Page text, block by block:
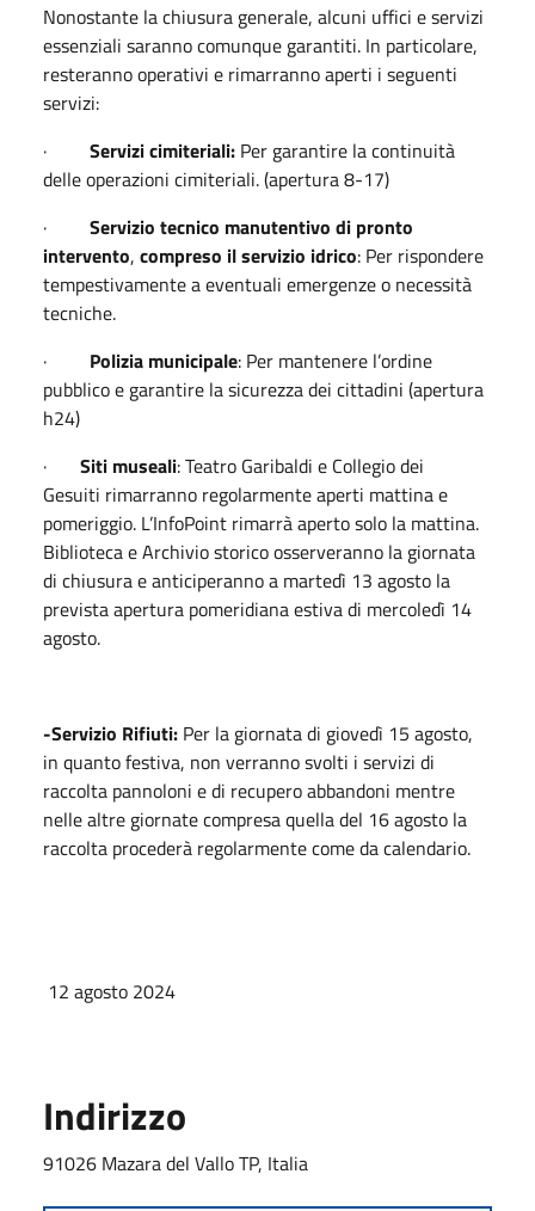
Nonostante la chiusura generale, alcuni uffici e servizi
essenziali saranno comunque garantiti. In particolare,
resteranno operativi e rimarranno aperti i seguenti
servizi:
· Servizi cimiteriali: Per garantire la continuità
delle operazioni cimiteriali. (apertura 8-17)
· Servizio tecnico manutentivo di pronto
intervento, compreso il servizio idrico: Per rispondere
tempestivamente a eventuali emergenze o necessità
tecniche.
· Polizia municipale: Per mantenere l’ordine
pubblico e garantire la sicurezza dei cittadini (apertura
h24)
· Siti museali: Teatro Garibaldi e Collegio dei
Gesuiti rimarranno regolarmente aperti mattina e
pomeriggio. L’InfoPoint rimarrà aperto solo la mattina.
Biblioteca e Archivio storico osserveranno la giornata
di chiusura e anticiperanno a martedì 13 agosto la
prevista apertura pomeridiana estiva di mercoledì 14
agosto.
-Servizio Rifiuti: Per la giornata di giovedì 15 agosto,
in quanto festiva, non verranno svolti i servizi di
raccolta pannoloni e di recupero abbandoni mentre
nelle altre giornate compresa quella del 16 agosto la
raccolta procederà regolarmente come da calendario.
12 agosto 2024
Indirizzo
91026 Mazara del Vallo TP, Italia